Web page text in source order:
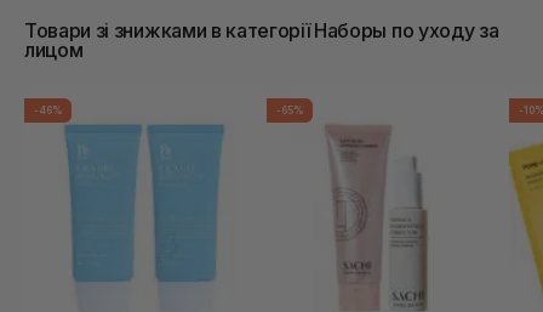
Товари зі знижками в категорії Наборы по уходу за
лицом
-46% -65% -